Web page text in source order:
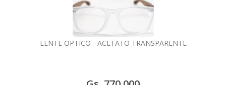
LENTE OPTICO - ACETATO TRANSPARENTE